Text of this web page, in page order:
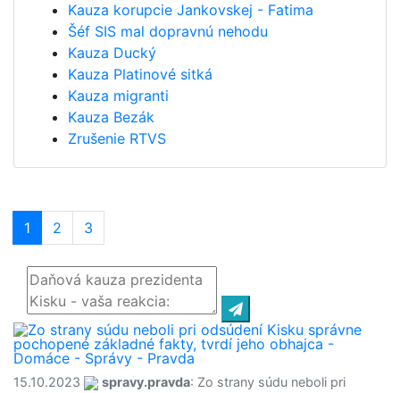
Kauza korupcie Jankovskej - Fatima
Šéf SIS mal dopravnú nehodu
Kauza Ducký
Kauza Platinové sitká
Kauza migranti
Kauza Bezák
Zrušenie RTVS
1 (current)
2 3
15.10.2023 spravy.pravda: Zo strany súdu neboli pri